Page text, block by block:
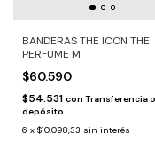
BANDERAS THE ICON THE
PERFUME M
$60.590
$54.531 con Transferencia o
depósito
6 x $10.098,33 sin interés